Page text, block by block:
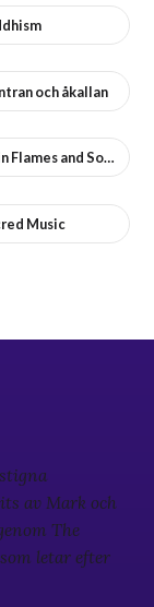
och åkallan
Twin Flames and Soulmates
Music
av Mark och
The
letar efter